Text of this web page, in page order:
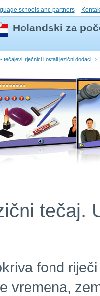
schools and partners
Holandski za
tečajevi, rječnici i ostali jezični dodaci
tečaj.
fond
vremena,